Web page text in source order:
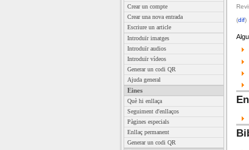
Crear un compte
Crear una nova entrada
Escriure un article
Introduïr imatges
Introduïr audios
Introduïr vídeos
Generar un codi QR
Ajuda general
Eines
Què hi enllaça
Seguiment d'enllaços
Pàgines especials
Enllaç permanent
Generar un codi QR
(dif)